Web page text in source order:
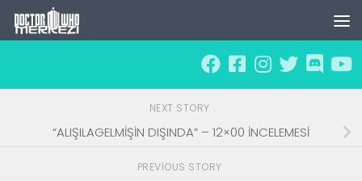
Skip to content
NEXT STORY
“ALIŞILAGELMİŞİN DIŞINDA” – 12×00 İNCELEMESİ
PREVIOUS STORY